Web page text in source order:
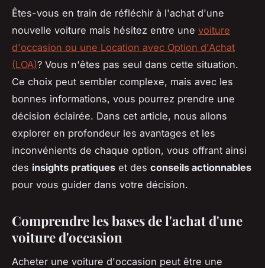
Êtes-vous en train de réfléchir à l'achat d'une
nouvelle voiture mais hésitez entre une voiture
d'occasion ou une Location avec Option d'Achat
(LOA)? Vous n'êtes pas seul dans cette situation.
Ce choix peut sembler complexe, mais avec les
bonnes informations, vous pourrez prendre une
décision éclairée. Dans cet article, nous allons
explorer en profondeur les avantages et les
inconvénients de chaque option, vous offrant ainsi
des insights pratiques et des conseils actionnables
pour vous guider dans votre décision.
Comprendre les bases de l'achat d'une
voiture d'occasion
Acheter une voiture d'occasion peut être une